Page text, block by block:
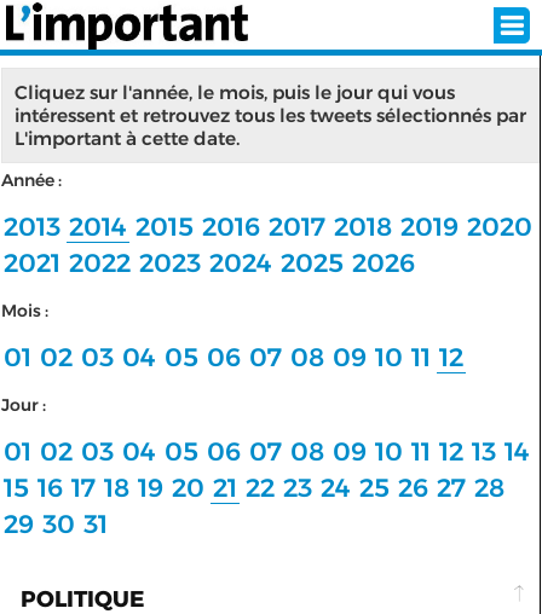
INSCRIPTION
SÉLECTION DE L'ÉTÉ
ABONNEZ-VOUS À LA NEWSLETTER!
< RETOUR À L'ACCUEIL
Cliquez sur l'année, le mois, puis le jour qui vous
intéressent et retrouvez tous les tweets sélectionnés par
L'important à cette date.
Année :
2013 2014 2015 2016 2017 2018 2019 2020
2021 2022 2023 2024 2025 2026
Mois :
01 02 03 04 05 06 07 08 09 10 11 12
Jour :
01 02 03 04 05 06 07 08 09 10 11 12 13 14
15 16 17 18 19 20 21 22 23 24 25 26 27 28
29 30 31
POLITIQUE